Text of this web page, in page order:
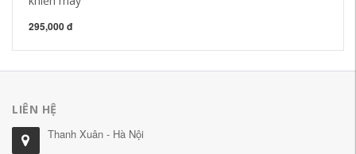
295,000 đ
LIÊN HỆ
Thanh Xuân - Hà Nội